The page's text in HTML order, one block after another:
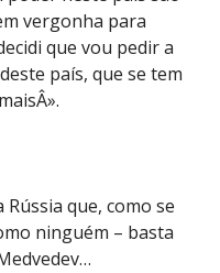
vergonha para
que vou pedir a
país, que se tem
que, como se
ninguém – basta